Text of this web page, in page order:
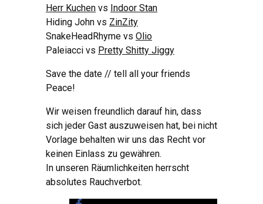
Herr Kuchen vs Indoor Stan
Hiding John vs ZinZity
SnakeHeadRhyme vs Olio
Paleiacci vs Pretty Shitty Jiggy
Save the date // tell all your friends
Peace!
Wir weisen freundlich darauf hin, dass
sich jeder Gast auszuweisen hat, bei nicht
Vorlage behalten wir uns das Recht vor
keinen Einlass zu gewähren.
In unseren Räumlichkeiten herrscht
absolutes Rauchverbot.